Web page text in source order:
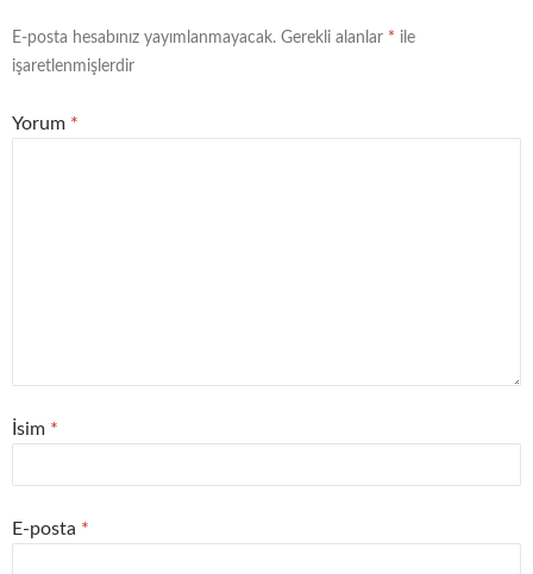
E-posta hesabınız yayımlanmayacak. Gerekli alanlar * ile
işaretlenmişlerdir
Yorum *
İsim *
E-posta *